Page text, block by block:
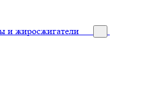
и жиросжигатели